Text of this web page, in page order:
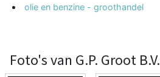
olie en benzine - groothandel
Foto's van G.P. Groot B.V.